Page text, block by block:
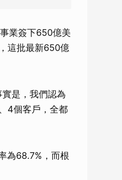
業簽下650億美
這批最新650億
是，我們認為
4個客戶，全都
為68.7%，而根